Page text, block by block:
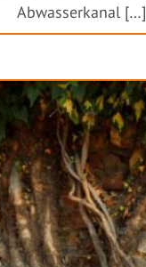
Abwasserkanal […]